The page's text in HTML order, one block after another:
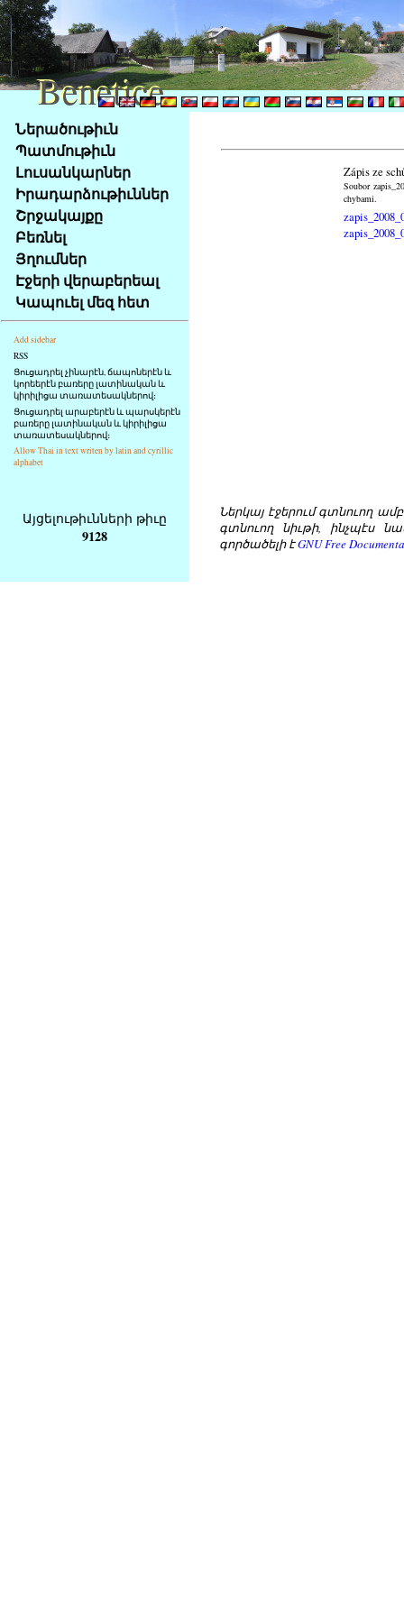
Na
obsah
stránky
Klávesové
zkratky
tomto
webu
základní
Hlavní
strana
Ներածութիւն
Պատմութիւն
Լուսանկարներ
Իրադարձութիւններ
Շրջակայքը
Բեռնել
Յղումներ
Էջերի վերաբերեալ
Կապուել մեզ հետ
Add sidebar
RSS
Ցուցադրել չինարէն, ճապոներէն և
կորեերէն բառերը լատինական և
կիրիլիցա տառատեսակներով։
Ցուցադրել արաբերէն և պարսկերէն
բառերը լատինական և կիրիլիցա
տառատեսակներով։
Allow Thai in text writen by latin and cyrillic
alphabet
Zápis ze
Soubor
chybami.
Այցելութիւնների թիւը
9128
Ներկայ էջերում գտնուող
գտնուող նիւթի, ինչպէս
գործածելի էGNU Free
Benetice
Benetice